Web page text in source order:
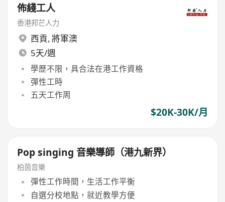
佈綫工人
香港邦芒人力
西貢, 將軍澳
5天/週
學歷不限，具合法在港工作資格
彈性工時
五天工作周
$20K-30K/月
Pop singing 音樂導師（港九新界）
柏茵音樂
彈性工作時間，生活工作平衡
自選分校地點，就近教學方便